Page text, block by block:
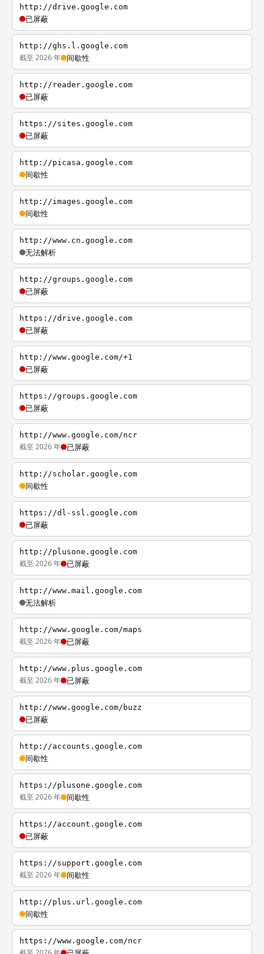
http://drive.google.com
已屏蔽
http://ghs.l.google.com
截至 2026 年 间歇性
http://reader.google.com
已屏蔽
https://sites.google.com
已屏蔽
http://picasa.google.com
间歇性
http://images.google.com
间歇性
http://www.cn.google.com
无法解析
http://groups.google.com
已屏蔽
https://drive.google.com
已屏蔽
http://www.google.com/+1
已屏蔽
https://groups.google.com
已屏蔽
http://www.google.com/ncr
截至 2026 年 已屏蔽
http://scholar.google.com
间歇性
https://dl-ssl.google.com
已屏蔽
http://plusone.google.com
截至 2026 年 已屏蔽
http://www.mail.google.com
无法解析
http://www.google.com/maps
截至 2026 年 已屏蔽
http://www.plus.google.com
截至 2026 年 已屏蔽
http://www.google.com/buzz
已屏蔽
http://accounts.google.com
间歇性
https://plusone.google.com
截至 2026 年 间歇性
https://account.google.com
已屏蔽
https://support.google.com
截至 2026 年 间歇性
http://plus.url.google.com
间歇性
https://www.google.com/ncr